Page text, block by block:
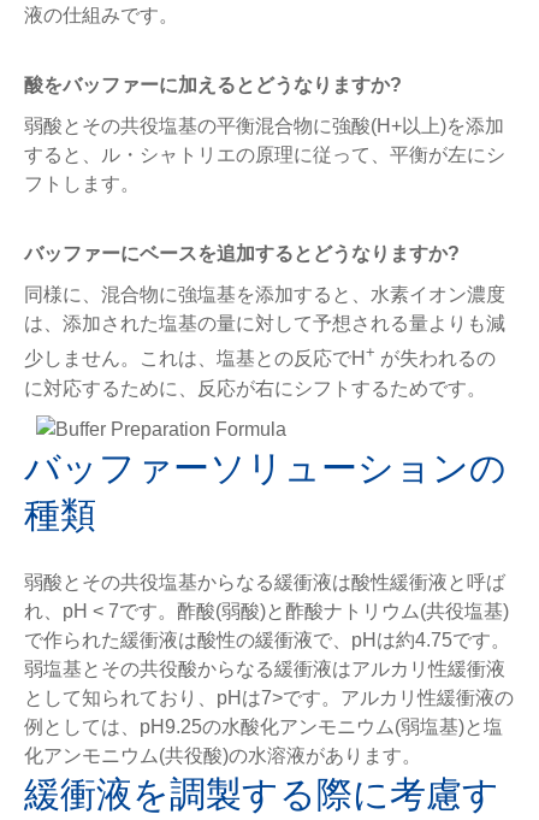
液の仕組みです。
酸をバッファーに加えるとどうなりますか?
弱酸とその共役塩基の平衡混合物に強酸(H+以上)を添加
すると、ル・シャトリエの原理に従って、平衡が左にシ
フトします。
バッファーにベースを追加するとどうなりますか?
同様に、混合物に強塩基を添加すると、水素イオン濃度
は、添加された塩基の量に対して予想される量よりも減
少しません。これは、塩基との反応でH + が失われるの
に対応するために、反応が右にシフトするためです。
バッファーソリューションの
種類
弱酸とその共役塩基からなる緩衝液は酸性緩衝液と呼ば
れ、pH < 7です。酢酸(弱酸)と酢酸ナトリウム(共役塩基)
で作られた緩衝液は酸性の緩衝液で、pHは約4.75です。
弱塩基とその共役酸からなる緩衝液はアルカリ性緩衝液
として知られており、pHは7>です。アルカリ性緩衝液の
例としては、pH9.25の水酸化アンモニウム(弱塩基)と塩
化アンモニウム(共役酸)の水溶液があります。
緩衝液を調製する際に考慮す